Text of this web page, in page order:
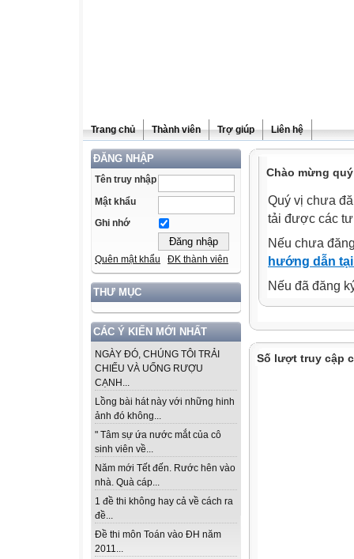
Trang chủ Thành viên Trợ giúp Liên hệ
ĐĂNG NHẬP
Tên truy nhập
Mật khẩu
Ghi nhớ
Quên mật khẩu ĐK thành viên
THƯ MỤC
CÁC Ý KIẾN MỚI NHẤT
NGÀY ĐÓ, CHÚNG TÔI TRẢI
CHIẾU VÀ UỐNG RƯỢU
CẠNH...
Lồng bài hát này với những hinh
ảnh đó không...
" Tâm sự ứa nước mắt của cô
sinh viên về...
Năm mới Tết đến. Rước hên vào
nhà. Quà cáp...
1 đề thi không hay cả về cách ra
đề...
Đề thi môn Toán vào ĐH năm
2011...
Chào mừng
Quý vị chưa
tải được các
Nếu chưa
hướng dẫn
Nếu đã đăng
Số lượt truy cập